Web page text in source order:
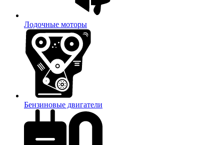
Лодочные моторы
Бензиновые двигатели